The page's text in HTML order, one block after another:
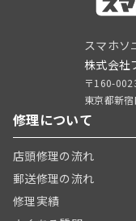
スマホソ
株式会社
〒160-
東京都新
修理について
店頭修理の流れ
郵送修理の流れ
修理実績